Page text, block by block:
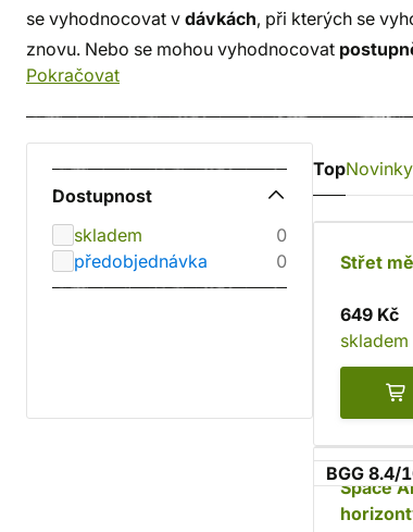
se vyhodnocovat v dávkách, při kterých se
znovu. Nebo se mohou vyhodnocovat
se vyhodnotí karta, která je v řadě naplánovaná
Pokračovat
Dostupnost
skladem
0
předobjednávka
0
TopNovinky
Střet
649 Kč
skladem
BGG 8.4/
Space